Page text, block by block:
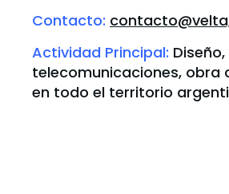
Contacto:
Actividad Principal:
telecomunicaciones, obra
en todo el territorio